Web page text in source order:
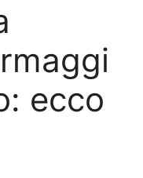
ecco